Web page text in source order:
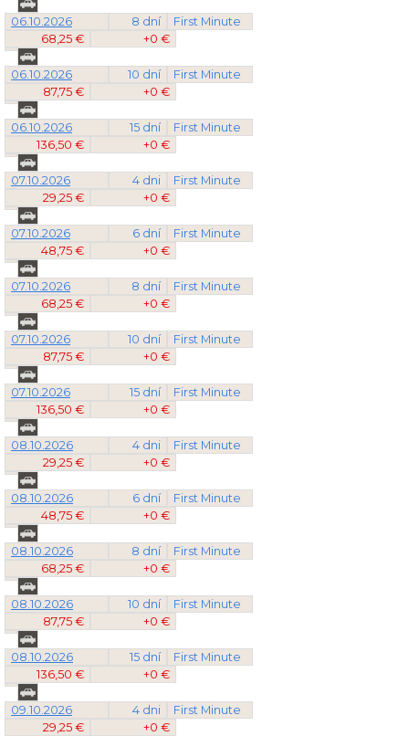
06.10.2026 8 dní
First Minute
68,25 €
+0 €
06.10.2026 10 dní
First Minute
87,75 €
+0 €
06.10.2026 15 dní
First Minute
136,50 €
+0 €
07.10.2026 4 dni
First Minute
29,25 €
+0 €
07.10.2026 6 dní
First Minute
48,75 €
+0 €
07.10.2026 8 dní
First Minute
68,25 €
+0 €
07.10.2026 10 dní
First Minute
87,75 €
+0 €
07.10.2026 15 dní
First Minute
136,50 €
+0 €
08.10.2026 4 dni
First Minute
29,25 €
+0 €
08.10.2026 6 dní
First Minute
48,75 €
+0 €
08.10.2026 8 dní
First Minute
68,25 €
+0 €
08.10.2026 10 dní
First Minute
87,75 €
+0 €
08.10.2026 15 dní
First Minute
136,50 €
+0 €
09.10.2026 4 dni
First Minute
29,25 €
+0 €